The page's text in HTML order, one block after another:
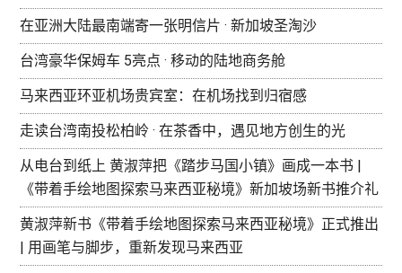
在亚洲大陆最南端寄一张明信片 · 新加坡圣淘沙
台湾豪华保姆车 5亮点 · 移动的陆地商务舱
马来西亚环亚机场贵宾室：在机场找到归宿感
走读台湾南投松柏岭 · 在茶香中，遇见地方创生的光
从电台到纸上 黄淑萍把《踏步马国小镇》画成一本书 |
《带着手绘地图探索马来西亚秘境》新加坡场新书推介礼
黄淑萍新书《带着手绘地图探索马来西亚秘境》正式推出
| 用画笔与脚步，重新发现马来西亚